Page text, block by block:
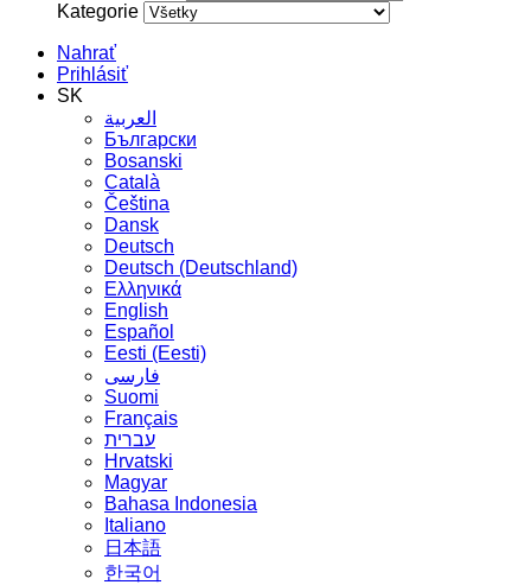
Kategorie
Nahrať
Prihlásiť
SK
العربية
Български
Bosanski
Сatalà
Čeština
Dansk
Deutsch
Deutsch (Deutschland)
Ελληνικά
English
Español
Eesti (Eesti)
فارسی
Suomi
Français
עברית
Hrvatski
Magyar
Bahasa Indonesia
Italiano
日本語
한국어